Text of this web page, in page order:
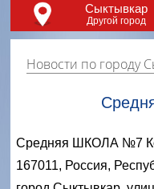
Сыктывкар
Другой город
Новости по городу
Средняя ШКОЛА №7
167011, Россия,